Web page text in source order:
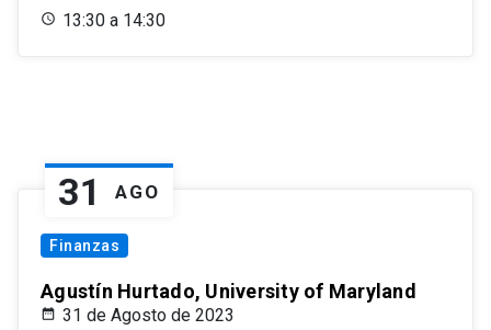
13:30 a 14:30
31 AGO
Finanzas
Agustín Hurtado, University of Maryland
31 de Agosto de 2023